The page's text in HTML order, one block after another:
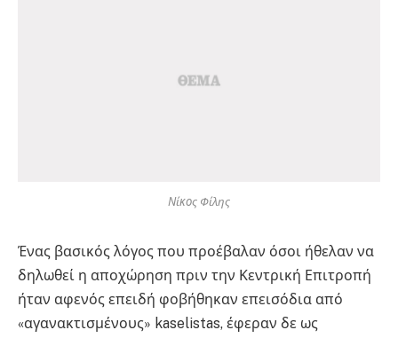
Νίκος Φίλης
Ένας βασικός λόγος που προέβαλαν όσοι ήθελαν να
δηλωθεί η αποχώρηση πριν την Κεντρική Επιτροπή
ήταν αφενός επειδή φοβήθηκαν επεισόδια από
«αγανακτισμένους» kaselistas, έφεραν δε ως